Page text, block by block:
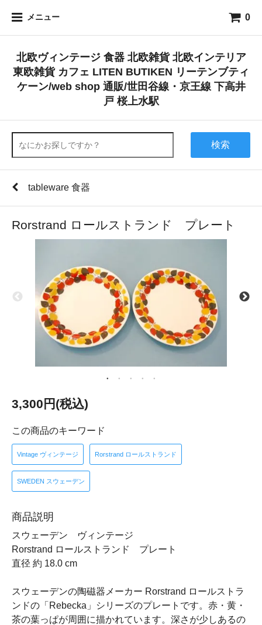
メニュー 0
北欧ヴィンテージ 食器 北欧雑貨 北欧インテリア
東欧雑貨 カフェ LITEN BUTIKEN リーテンブティ
ケーン/web shop 通販/世田谷線・京王線 下高井
戸 桜上水駅
検索
tableware 食器
Rorstrand ロールストランド プレート
3,300円(税込)
この商品のキーワード
Vintage ヴィンテージ Rorstrand ロールストランド
SWEDEN スウェーデン
商品説明
スウェーデン ヴィンテージ
Rorstrand ロールストランド プレート
直径 約 18.0 cm
スウェーデンの陶磁器メーカー Rorstrand ロールストラ
ンドの「Rebecka」シリーズのプレートです。赤・黄・
茶の葉っぱが周囲に描かれています。深さが少しあるの